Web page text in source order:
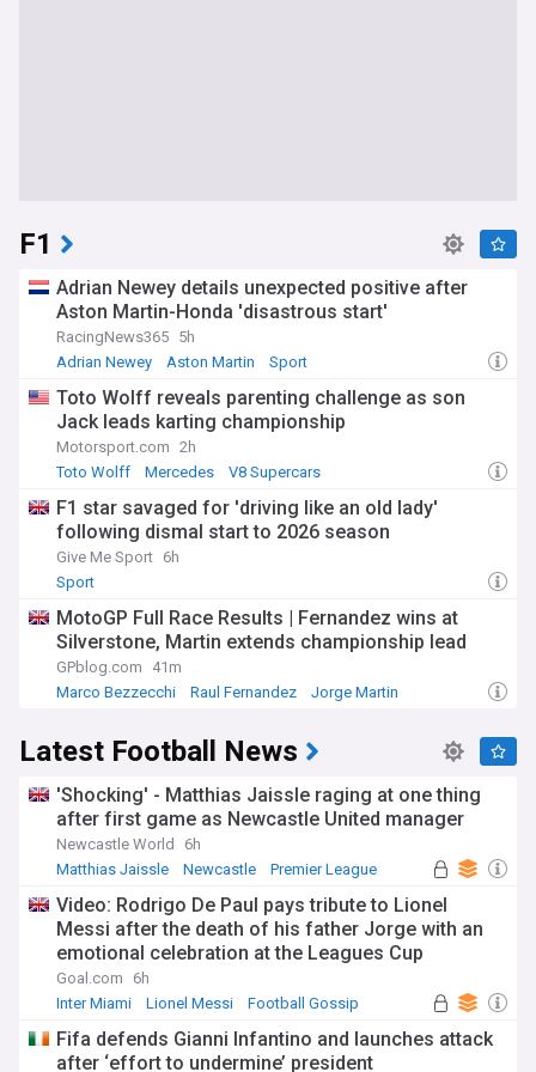
F1
Adrian Newey details unexpected positive after
Aston Martin-Honda 'disastrous start'
RacingNews365 5h
Adrian Newey
Aston Martin Sport
Toto Wolff reveals parenting challenge as son
Jack leads karting championship
Motorsport.com 2h
Toto Wolff
Mercedes V8 Supercars
F1 star savaged for 'driving like an old lady'
following dismal start to 2026 season
Give Me Sport 6h
Sport
MotoGP Full Race Results | Fernandez wins at
Silverstone, Martin extends championship lead
GPblog.com
41m
Marco Bezzecchi
Raul Fernandez Jorge Martin
Latest Football News
'Shocking' - Matthias Jaissle raging at one thing
after first game as Newcastle United manager
Newcastle World
6h
Matthias Jaissle
Newcastle Premier League
Video: Rodrigo De Paul pays tribute to Lionel
Messi after the death of his father Jorge with an
emotional celebration at the Leagues Cup
Goal.com
6h
Inter Miami
Lionel Messi Football Gossip
Fifa defends Gianni Infantino and launches attack
after ‘effort to undermine’ president